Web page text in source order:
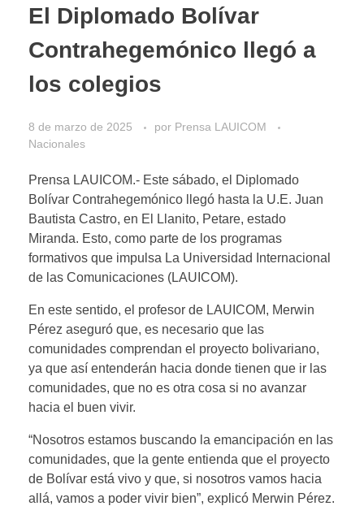
El Diplomado Bolívar
Contrahegemónico llegó a
los colegios
8 de marzo de 2025 por Prensa LAUICOM
Nacionales
Prensa LAUICOM.- Este sábado, el Diplomado
Bolívar Contrahegemónico llegó hasta la U.E. Juan
Bautista Castro, en El Llanito, Petare, estado
Miranda. Esto, como parte de los programas
formativos que impulsa La Universidad Internacional
de las Comunicaciones (LAUICOM).
En este sentido, el profesor de LAUICOM, Merwin
Pérez aseguró que, es necesario que las
comunidades comprendan el proyecto bolivariano,
ya que así entenderán hacia donde tienen que ir las
comunidades, que no es otra cosa si no avanzar
hacia el buen vivir.
“Nosotros estamos buscando la emancipación en las
comunidades, que la gente entienda que el proyecto
de Bolívar está vivo y que, si nosotros vamos hacia
allá, vamos a poder vivir bien”, explicó Merwin Pérez.